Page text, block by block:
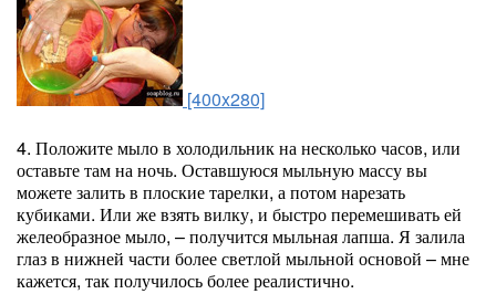
[400x280]
4. Положите мыло в холодильник на несколько часов, или
оставьте там на ночь. Оставшуюся мыльную массу вы
можете залить в плоские тарелки, а потом нарезать
кубиками. Или же взять вилку, и быстро перемешивать ей
желеобразное мыло, – получится мыльная лапша. Я залила
глаз в нижней части более светлой мыльной основой – мне
кажется, так получилось более реалистично.